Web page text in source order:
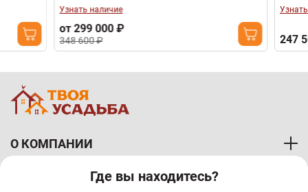
Где вы находитесь?
Узнать наличие
от 299 000 ₽
348 600 ₽
Узнать наличие
247 500 ₽
О КОМПАНИИ
ПОКУПАТЕЛЯМ